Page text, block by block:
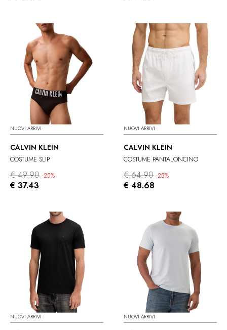
NUOVI ARRIVI
CALVIN KLEIN
COSTUME SLIP
€ 49.90 -25%
€ 37.43
NUOVI ARRIVI
CALVIN KLEIN
COSTUME PANTALONCINO
€ 64.90 -25%
€ 48.68
NUOVI ARRIVI NUOVI ARRIVI